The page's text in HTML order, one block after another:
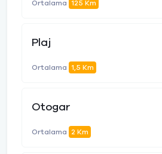
Ortalama 125 Km
Plaj
Ortalama 1,5 Km
Otogar
Ortalama 2 Km